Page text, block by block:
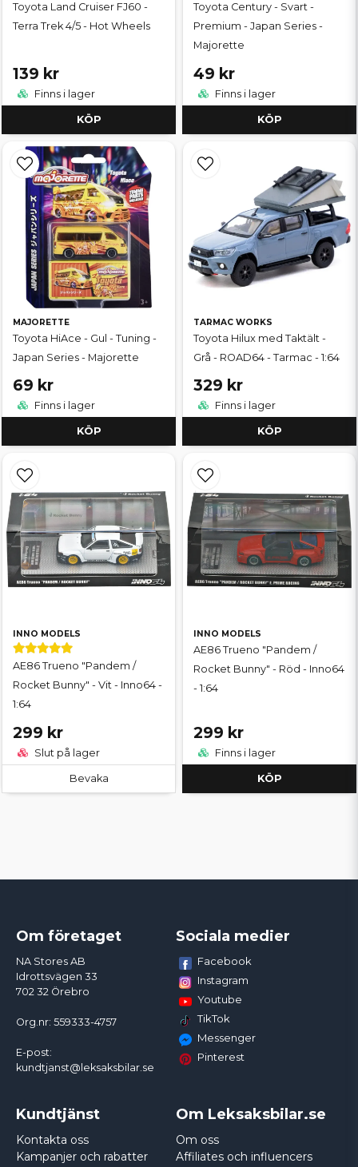
Toyota Land Cruiser FJ60 -
Terra Trek 4/5 - Hot Wheels
139 kr
Finns i lager
KÖP
Toyota Century - Svart -
Premium - Japan Series -
Majorette
49 kr
Finns i lager
KÖP
MAJORETTE
Toyota HiAce - Gul - Tuning -
Japan Series - Majorette
69 kr
Finns i lager
KÖP
TARMAC WORKS
Toyota Hilux med Taktält -
Grå - ROAD64 - Tarmac - 1:64
329 kr
Finns i lager
KÖP
INNO MODELS
AE86 Trueno "Pandem /
Rocket Bunny" - Vit - Inno64 -
1:64
299 kr
Slut på lager
Bevaka
INNO MODELS
AE86 Trueno "Pandem /
Rocket Bunny" - Röd - Inno64
- 1:64
299 kr
Finns i lager
KÖP
Om företaget
NA Stores AB
Idrottsvägen 33
702 32 Örebro
Org.nr: 559333-4757
E-post:
kundtjanst@leksaksbilar.se
Sociala medier
Facebook
Instagram
Youtube
TikTok
Messenger
Pinterest
Kundtjänst
Kontakta oss
Kampanjer och rabatter
Om Leksaksbilar.se
Om oss
Affiliates och influencers